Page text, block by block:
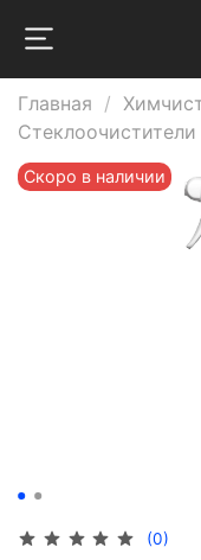
Главная
Стеклоочистители
Скоро в наличии
(0)